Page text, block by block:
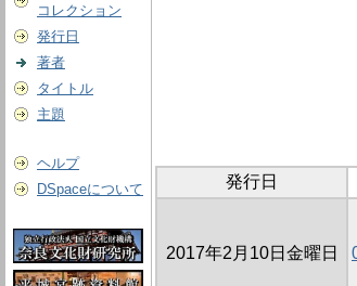
コレクション
発行日
著者
タイトル
主題
ヘルプ
DSpaceについて
発行日
2017年2月10日金曜日